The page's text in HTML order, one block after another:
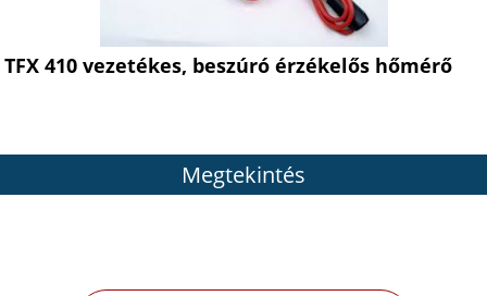
TFX 410 vezetékes, beszúró érzékelős hőmérő
Megtekintés